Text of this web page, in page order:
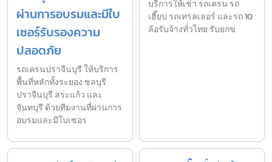
ผ่านการอบรมและมีใบ
เซอร์รับรองความ
ปลอดภัย
รถเครนปราจีนบุรี ให้บริการ
พื้นที่หลักทั้งระยอง ชลบุรี
ปราจีนบุรี สระแก้ว และ
จันทบุรี ด้วยทีมงานที่ผ่านการ
อบรมและมีใบเซอร
บริการให้เช่า รถเครน รถ
เฮี๊ยบ รถเทรลเลอร์ และรถ 10
ล้อรับจ้างทั่วไทย รับยกข